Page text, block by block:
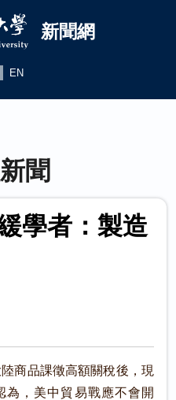
新聞網
EN
聞
學者：製造
商品課徵高額關稅後，現
為，美中貿易戰應不會開